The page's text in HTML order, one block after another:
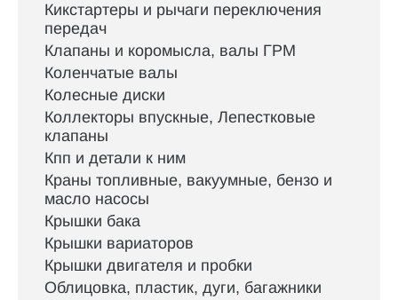
Кикстартеры и рычаги переключения
передач
Клапаны и коромысла, валы ГРМ
Коленчатые валы
Колесные диски
Коллекторы впускные, Лепестковые
клапаны
Кпп и детали к ним
Краны топливные, вакуумные, бензо и
масло насосы
Крышки бака
Крышки вариаторов
Крышки двигателя и пробки
Облицовка, пластик, дуги, багажники